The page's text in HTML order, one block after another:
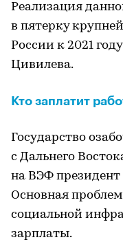
Реализация
в пятерку
России к 2021
Цивилева.
Кто заплатит
Государство
с Дальнего
на ВЭФ
Основная
социальной
зарплаты.